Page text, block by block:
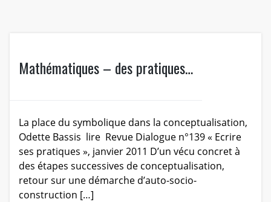
Mathématiques – des pratiques…
La place du symbolique dans la conceptualisation,
Odette Bassis lire Revue Dialogue n°139 « Ecrire
ses pratiques », janvier 2011 D’un vécu concret à
des étapes successives de conceptualisation,
retour sur une démarche d’auto-socio-
construction […]